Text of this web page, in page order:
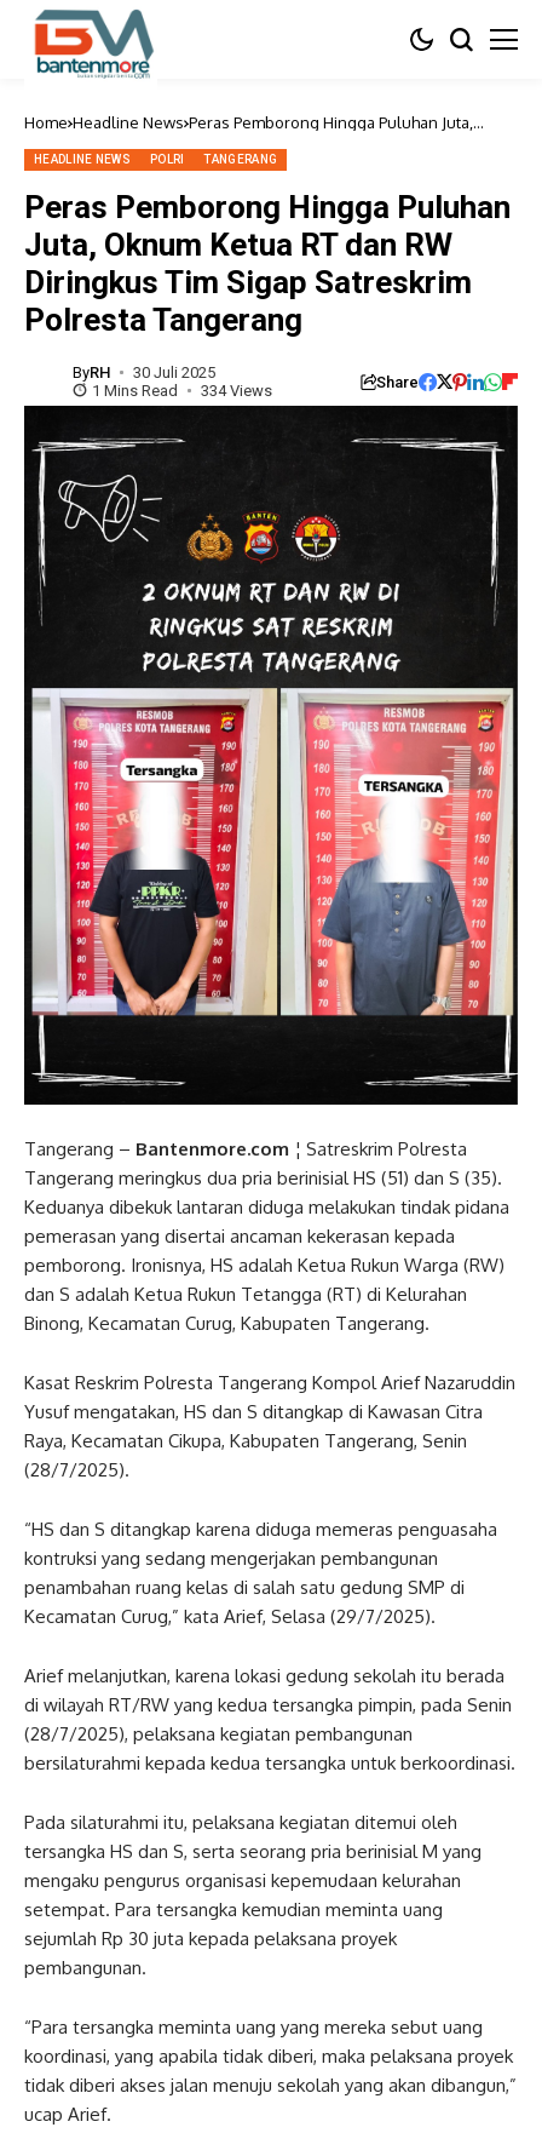
Home Headline News Peras Pemborong Hingga Puluhan Juta,
Sigap Satreskrim Polresta Tangerang
HEADLINE NEWS POLRI TANGERANG
Peras Pemborong Hingga Puluhan
Juta, Oknum Ketua RT dan RW
Diringkus Tim Sigap Satreskrim
Polresta Tangerang
ByRH
30 Juli 2025
1 Mins Read
334 Views Share
Tangerang – Bantenmore.com ¦ Satreskrim Polresta
Tangerang meringkus dua pria berinisial HS (51) dan S (35).
Keduanya dibekuk lantaran diduga melakukan tindak pidana
pemerasan yang disertai ancaman kekerasan kepada
pemborong. Ironisnya, HS adalah Ketua Rukun Warga (RW)
dan S adalah Ketua Rukun Tetangga (RT) di Kelurahan
Binong, Kecamatan Curug, Kabupaten Tangerang.
Kasat Reskrim Polresta Tangerang Kompol Arief Nazaruddin
Yusuf mengatakan, HS dan S ditangkap di Kawasan Citra
Raya, Kecamatan Cikupa, Kabupaten Tangerang, Senin
(28/7/2025).
“HS dan S ditangkap karena diduga memeras penguasaha
kontruksi yang sedang mengerjakan pembangunan
penambahan ruang kelas di salah satu gedung SMP di
Kecamatan Curug,” kata Arief, Selasa (29/7/2025).
Arief melanjutkan, karena lokasi gedung sekolah itu berada
di wilayah RT/RW yang kedua tersangka pimpin, pada Senin
(28/7/2025), pelaksana kegiatan pembangunan
bersilaturahmi kepada kedua tersangka untuk berkoordinasi.
Pada silaturahmi itu, pelaksana kegiatan ditemui oleh
tersangka HS dan S, serta seorang pria berinisial M yang
mengaku pengurus organisasi kepemudaan kelurahan
setempat. Para tersangka kemudian meminta uang
sejumlah Rp 30 juta kepada pelaksana proyek
pembangunan.
“Para tersangka meminta uang yang mereka sebut uang
koordinasi, yang apabila tidak diberi, maka pelaksana proyek
tidak diberi akses jalan menuju sekolah yang akan dibangun,”
ucap Arief.